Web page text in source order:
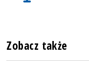
Zobacz także